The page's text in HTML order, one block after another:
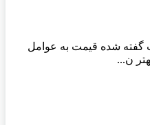
شده قیمت به عوامل
ن...